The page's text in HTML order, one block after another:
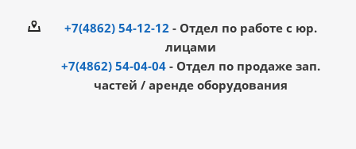
+7(4862) 54-12-12 - Отдел по работе с юр.
лицами
+7(4862) 54-04-04 - Отдел по продаже зап.
частей / аренде оборудования